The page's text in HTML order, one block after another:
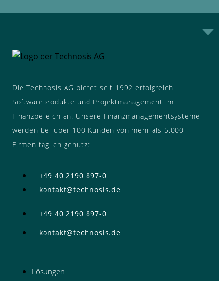
Die Technosis AG bietet seit 1992 erfolgreich
Softwareprodukte und Projektmanagement im
Finanzbereich an. Unsere Finanzmanagementsysteme
werden bei über 100 Kunden von mehr als 5.000
Firmen täglich genutzt
+49 40 2190 897-0
kontakt@technosis.de
+49 40 2190 897-0
kontakt@technosis.de
Lösungen